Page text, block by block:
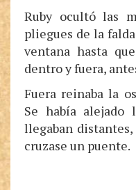
Ruby ocultó las
pliegues de la
ventana hasta
dentro y fuera,
Fuera reinaba la
Se había alejado
llegaban
cruzase un puente.